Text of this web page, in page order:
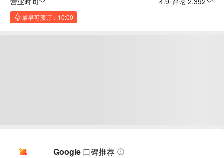
最早可预订：10:00
Google 口碑推荐